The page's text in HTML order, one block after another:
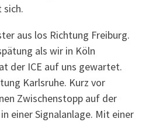
sich.
aus los Richtung Freiburg.
als wir in Köln
der ICE auf uns gewartet.
Karlsruhe. Kurz vor
Zwischenstopp auf der
einer Signalanlage. Mit einer